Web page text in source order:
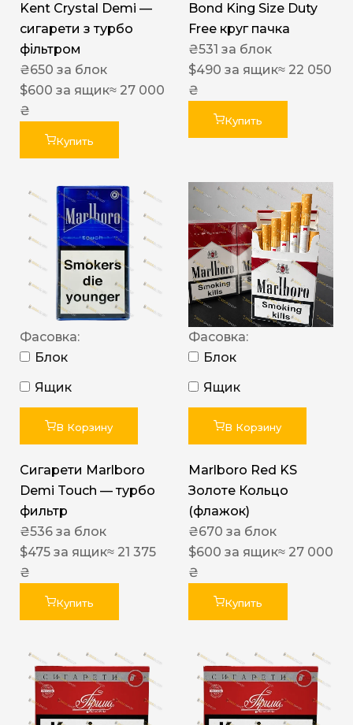
Kent Crystal Demi —
сигарети з турбо
фільтром
₴650 за блок
$600 за ящик≈ 27 000
₴
Купить
Bond King Size Duty
Free круг пачка
₴531 за блок
$490 за ящик≈ 22 050
₴
Купить
Фасовка:
Блок
Ящик
В Корзину
Сигарети Marlboro
Demi Touch — турбо
фильтр
₴536 за блок
$475 за ящик≈ 21 375
₴
Купить
Фасовка:
Блок
Ящик
В Корзину
Marlboro Red KS
Золоте Кольцо
(флажок)
₴670 за блок
$600 за ящик≈ 27 000
₴
Купить